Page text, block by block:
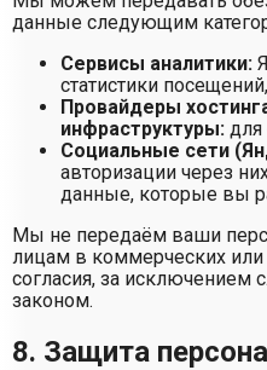
данные следующим
Сервисы аналитики:
статистики
Провайдеры
инфраструктуры: для
Социальные сети
авторизации через
данные, которые вы
Мы не передаём ваши
лицам в коммерческих
согласия, за исключением
законом.
8. Защита